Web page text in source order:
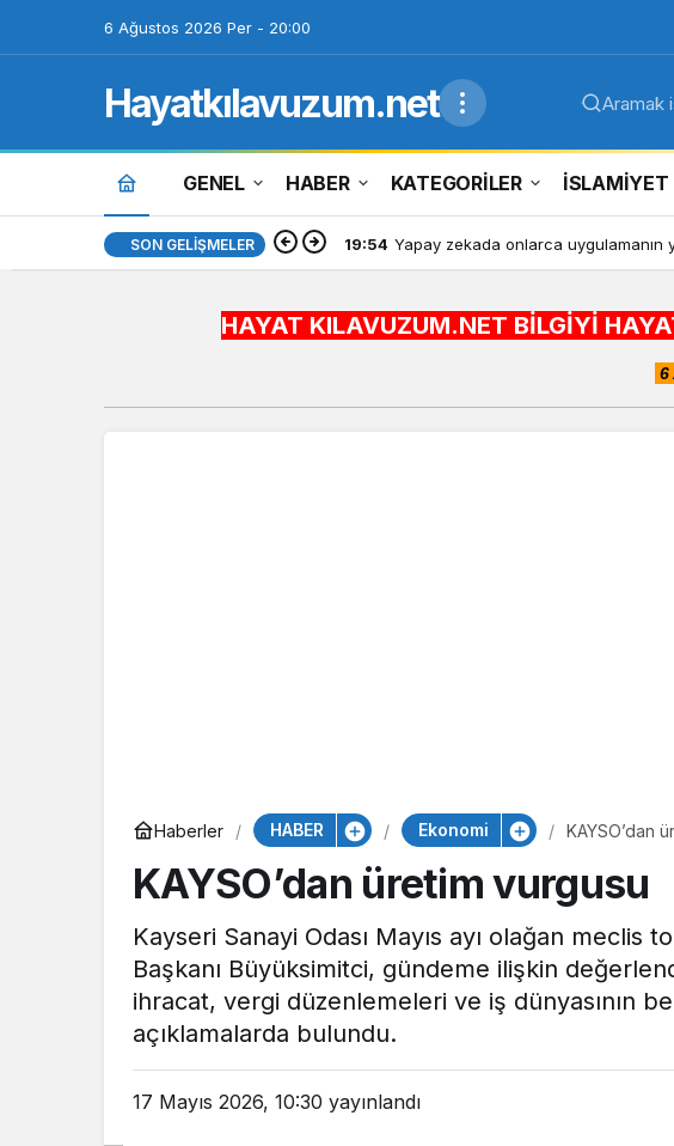
6 Ağustos 2026 Per - 20:00
Hayatkılavuzum.net Aramak
GENEL HABER KATEGORİLER İSLAMİYET
SON GELIŞMELER 19:54 Yapay zekada onlarca uygulamanın
HAYAT KILAVUZUM.NET BİLGİYİ
Haberler HABER Ekonomi KAYSO’dan
KAYSO’dan üretim vurgusu
Kayseri Sanayi Odası Mayıs ayı olağan meclis
Başkanı Büyüksimitci, gündeme ilişkin
ihracat, vergi düzenlemeleri ve iş dünyasının
açıklamalarda bulundu.
17 Mayıs 2026, 10:30 yayınlandı